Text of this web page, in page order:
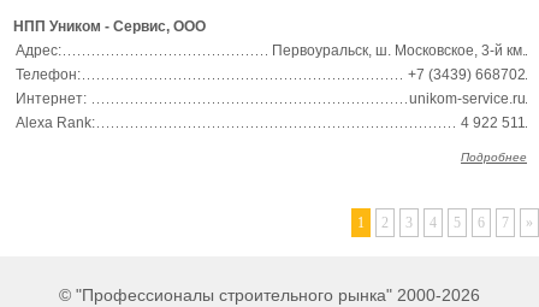
НПП Уником - Сервис, ООО
Адрес:
Первоуральск, ш. Московское, 3-й км.
Телефон:
+7 (3439) 668702
Интернет:
unikom-service.ru
Alexa Rank:
4 922 511
Подробнее
1 2 3 4 5 6 7 »
© "Профессионалы строительного рынка" 2000-2026